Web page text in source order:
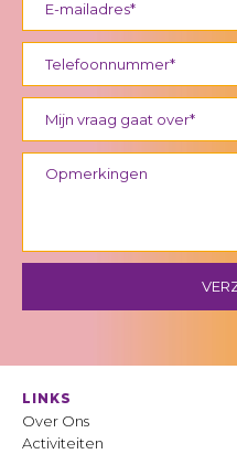
LINKS
Over Ons
Activiteiten